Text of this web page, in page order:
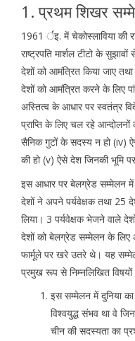
1. प्रथम शिखर
1961 र्इ. में चेकोस्लाविया की
राष्ट्रपति मार्शल टीटो के
देशों को आमंत्रित किया जाए
देशों को आमंत्रित करने के लिए
अस्तित्व के आधार पर स्वतंत्र
प्राप्ति के लिए चल रहे
सैनिक गुटों के सदस्य न हो (iv)
की हो (v) ऐसे देश जिनकी भूमि
इस आधार पर बेलग्रेड सम्मेलन में
देशों ने अपने पर्यवेक्षक तथा 25
लिया। 3 पर्यवेक्षक भेजने वाले
देशों को बेलग्रेड सम्मेलन के लिए
फार्मूले पर खरे उतरे थे। यह
प्रमुख रूप से निम्नलिखित विषयों
इस सम्मेलन में दुनिया
विश्वयुद्ध संभव था वे
चीन की सदस्यता का